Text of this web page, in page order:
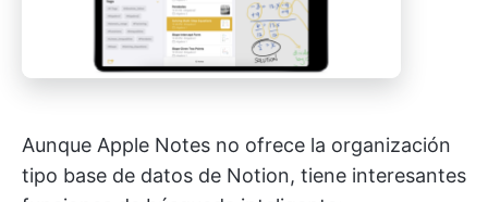
Aunque Apple Notes no ofrece la organización
tipo base de datos de Notion, tiene interesantes